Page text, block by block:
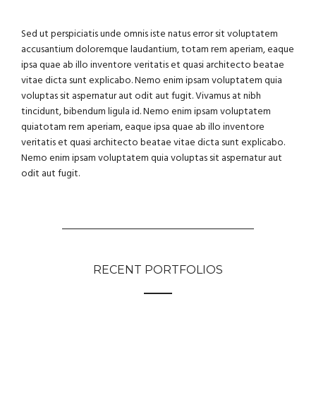
Sed ut perspiciatis unde omnis iste natus error sit voluptatem
accusantium doloremque laudantium, totam rem aperiam, eaque
ipsa quae ab illo inventore veritatis et quasi architecto beatae
vitae dicta sunt explicabo. Nemo enim ipsam voluptatem quia
voluptas sit aspernatur aut odit aut fugit. Vivamus at nibh
tincidunt, bibendum ligula id. Nemo enim ipsam voluptatem
quiatotam rem aperiam, eaque ipsa quae ab illo inventore
veritatis et quasi architecto beatae vitae dicta sunt explicabo.
Nemo enim ipsam voluptatem quia voluptas sit aspernatur aut
odit aut fugit.
RECENT PORTFOLIOS